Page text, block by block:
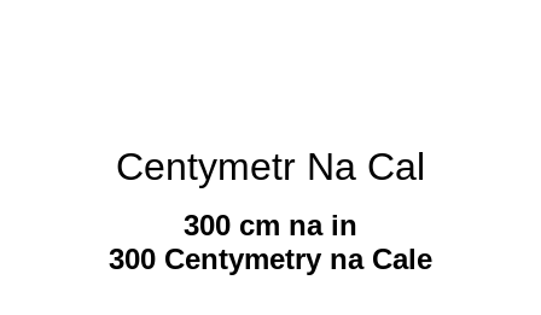
Centymetr Na Cal
300 cm na in
300 Centymetry na Cale